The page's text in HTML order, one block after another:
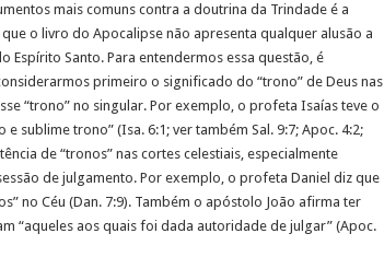
mais comuns contra a doutrina da Trindade é a
o livro do Apocalipse não apresenta qualquer alusão a
Espírito Santo. Para entendermos essa questão, é
primeiro o significado do “trono” de Deus nas
“trono” no singular. Por exemplo, o profeta Isaías teve o
sublime trono” (Isa. 6:1; ver também Sal. 9:7; Apoc. 4:2;
de “tronos” nas cortes celestiais, especialmente
de julgamento. Por exemplo, o profeta Daniel diz que
no Céu (Dan. 7:9). Também o apóstolo João afirma ter
“aqueles aos quais foi dada autoridade de julgar” (Apoc.